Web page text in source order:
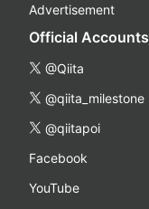
Advertisement
Official Accounts
@Qiita
@qiita_milestone
@qiitapoi
Facebook
YouTube